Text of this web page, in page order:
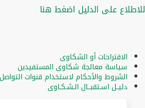
للاطلاع على الدليل اضغط هنا
الاقتراحات أو الشكاوى
سياسة معالجة شكاوى المستفيدين
الشروط والأحكام لاستخدام قنوات التواصل
دليــل اسـتقبــال الـشـكـاوى